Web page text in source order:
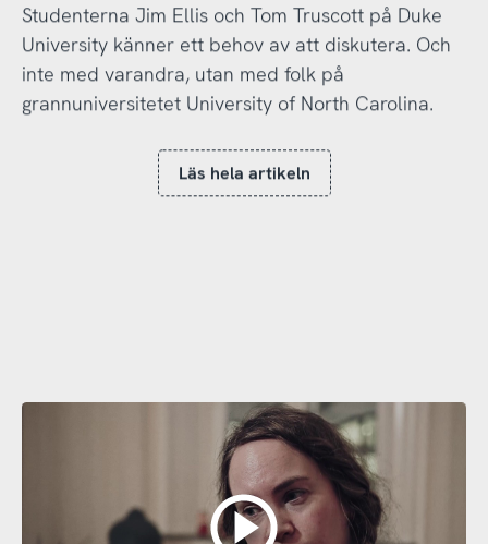
Studenterna Jim Ellis och Tom Truscott på Duke
University känner ett behov av att diskutera. Och
inte med varandra, utan med folk på
grannuniversitetet University of North Carolina.
Läs hela artikeln